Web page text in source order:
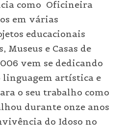
como  Oficineira
em várias
educacionais
Museus e Casas de
vem se dedicando
linguagem artística e
o seu trabalho como
durante onze anos
do Idoso no